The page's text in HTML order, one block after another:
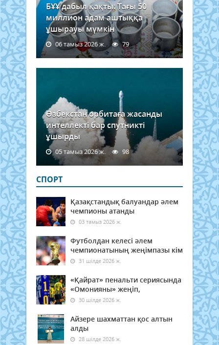
БҰҰ дабыл қақты: Тағы 50
миллион адам аштыққа
ұшырауы мүмкін
06 тамыз 2026 ж. 79
Өзбекстан орбитаға жасанды
интеллекті бар спутникті
ұшырды
05 тамыз 2026 ж. 98
СПОРТ
Қазақстандық балуандар әлем
чемпионы атанды
03 тамыз 2026 ж.
Футболдан келесі әлем
чемпионатының жеңімпазы кім
31 шілде 2026 ж.
«Қайрат» пенальти сериясында
«Омонияны» жеңіп,
30 шілде 2026 ж.
Айзере шахматтан қос алтын
алды
28 шілде 2026 ж.